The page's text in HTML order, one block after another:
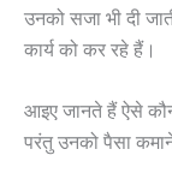
उनको सजा भी दी
कार्य को कर रहे हैं।
आइए जानते हैं ऐसे
परंतु उनको पैसा कमाने